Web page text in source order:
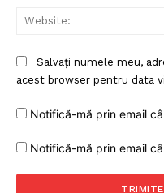
Salvați numele meu,
acest browser pentru data
Notifică-mă prin email
Notifică-mă prin email